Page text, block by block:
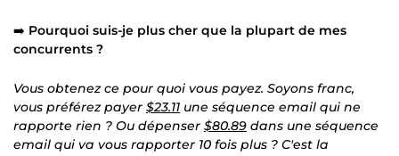
➡️ Pourquoi suis-je plus cher que la plupart de mes
concurrents ?
Vous obtenez ce pour quoi vous payez. Soyons franc,
vous préférez payer $23.11 une séquence email qui ne
rapporte rien ? Ou dépenser $80.89 dans une séquence
email qui va vous rapporter 10 fois plus ? C'est la